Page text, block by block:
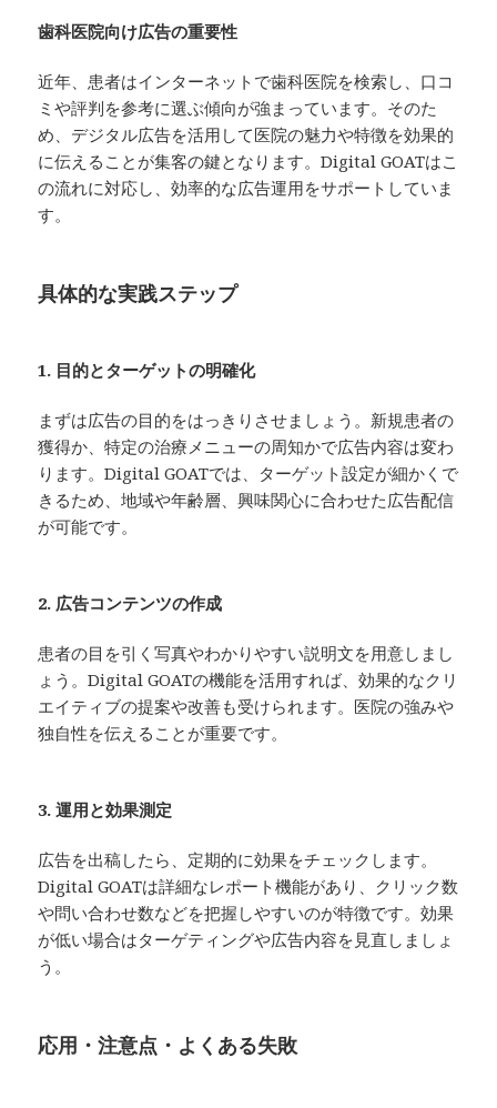
歯科医院向け広告の重要性
近年、患者はインターネットで歯科医院を検索し、口コ
ミや評判を参考に選ぶ傾向が強まっています。そのた
め、デジタル広告を活用して医院の魅力や特徴を効果的
に伝えることが集客の鍵となります。Digital GOATはこ
の流れに対応し、効率的な広告運用をサポートしていま
す。
具体的な実践ステップ
1. 目的とターゲットの明確化
まずは広告の目的をはっきりさせましょう。新規患者の
獲得か、特定の治療メニューの周知かで広告内容は変わ
ります。Digital GOATでは、ターゲット設定が細かくで
きるため、地域や年齢層、興味関心に合わせた広告配信
が可能です。
2. 広告コンテンツの作成
患者の目を引く写真やわかりやすい説明文を用意しまし
ょう。Digital GOATの機能を活用すれば、効果的なクリ
エイティブの提案や改善も受けられます。医院の強みや
独自性を伝えることが重要です。
3. 運用と効果測定
広告を出稿したら、定期的に効果をチェックします。
Digital GOATは詳細なレポート機能があり、クリック数
や問い合わせ数などを把握しやすいのが特徴です。効果
が低い場合はターゲティングや広告内容を見直しましょ
う。
応用・注意点・よくある失敗